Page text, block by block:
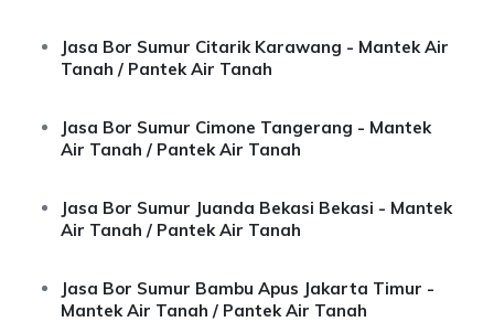
Jasa Bor Sumur Citarik Karawang - Mantek Air
Tanah / Pantek Air Tanah
Jasa Bor Sumur Cimone Tangerang - Mantek
Air Tanah / Pantek Air Tanah
Jasa Bor Sumur Juanda Bekasi Bekasi - Mantek
Air Tanah / Pantek Air Tanah
Jasa Bor Sumur Bambu Apus Jakarta Timur -
Mantek Air Tanah / Pantek Air Tanah